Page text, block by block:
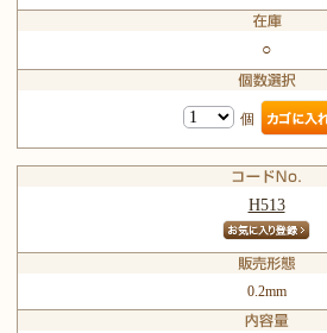
○
個
H513
0.2mm